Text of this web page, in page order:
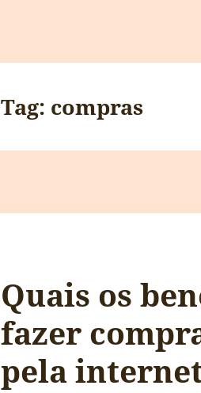
Tag: compras
Quais os
fazer
pela